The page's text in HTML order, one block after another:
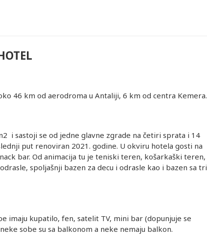
46 km od aerodroma u Antaliji, 6 km od centra Kemera.
i sastoji se od jedne glavne zgrade na četiri sprata i 14
put renoviran 2021. godine. U okviru hotela gosti na
bar. Od animacija tu je teniski teren, košarkaški teren,
spoljašnji bazen za decu i odrasle kao i bazen sa tri
imaju kupatilo, fen, satelit TV, mini bar (dopunjuje se
sobe su sa balkonom a neke nemaju balkon.